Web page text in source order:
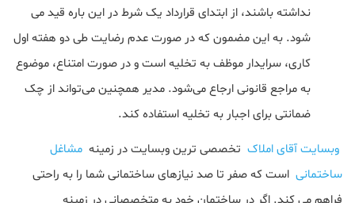
نداشته باشند، از ابتدای قرارداد یک شرط در این باره قید می
شود. به این مضمون که در صورت عدم رضایت طی دو هفته اول
کاری، سرایدار موظف به تخلیه است و در صورت امتناع، موضوع
به مراجع قانونی ارجاع می‌شود. مدیر همچنین می‌تواند از چک
ضمانتی برای اجبار به تخلیه استفاده کند.
وبسایت آقای املاک تخصصی ترین وبسایت در زمینه مشاغل
ساختمانی است که صفر تا صد نیازهای ساختمانی شما را به راحتی